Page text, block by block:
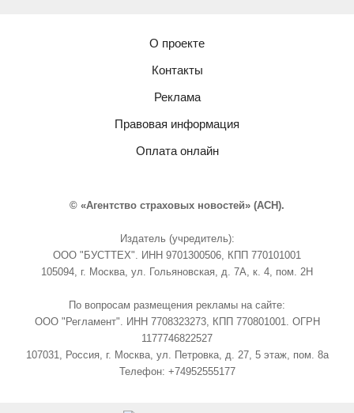
О проекте
Контакты
Реклама
Правовая информация
Оплата онлайн
© «Агентство страховых новостей» (АСН).
Издатель (учредитель):
ООО "БУСТТЕХ". ИНН 9701300506, КПП 770101001
105094, г. Москва, ул. Гольяновская, д. 7А, к. 4, пом. 2Н
По вопросам размещения рекламы на сайте:
ООО "Регламент". ИНН 7708323273, КПП 770801001. ОГРН
1177746822527
107031, Россия, г. Москва, ул. Петровка, д. 27, 5 этаж, пом. 8а
Телефон: +74952555177